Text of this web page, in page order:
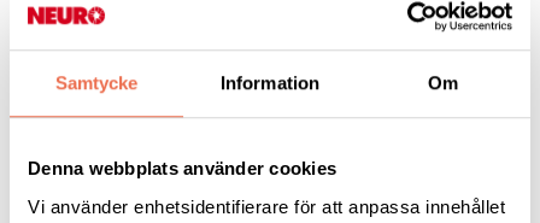
Samtycke Information Om
Denna webbplats använder cookies
Vi använder enhetsidentifierare för att anpassa innehållet
Lördag den 20 november klockan 11.00-
11.45.
Länk för att ansluta till detta möte >>
dig på rätt klockslag - så ser vi på torsdag eller lördag!